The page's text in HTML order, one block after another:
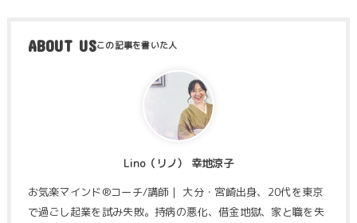
ABOUT US
Lino（リノ） 幸地涼子
お気楽マインド®コーチ/講師｜ 大分・宮崎出身、20代を東京
で過ごし起業を試み失敗。持病の悪化、借金地獄、家と職を失